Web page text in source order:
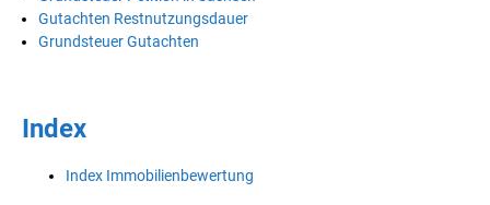
Gutachten Restnutzungsdauer
Grundsteuer Gutachten
Index
Index Immobilienbewertung